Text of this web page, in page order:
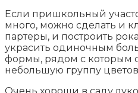
Если пришкольный
много, можно сделать и
партеры, и построить
украсить одиночным
формы, рядом с которым
небольшую группу